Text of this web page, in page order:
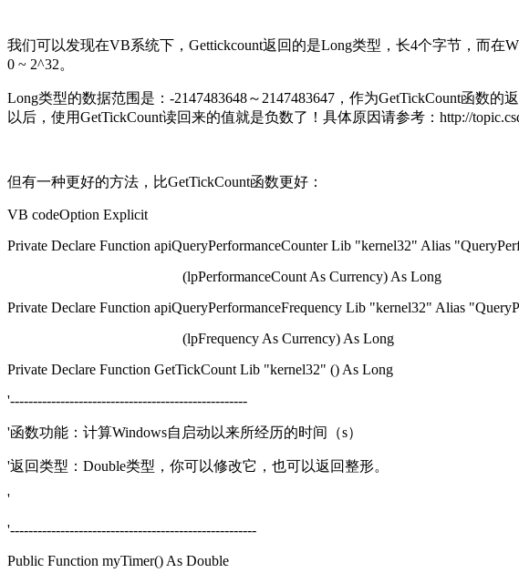
我们可以发现在VB系统下，Gettickcount返回的是Long类型，长4个字节，而
0 ~ 2^32。
Long类型的数据范围是：-2147483648～2147483647，作为GetTickCount函数
以后，使用GetTickCount读回来的值就是负数了！具体原因请参考：http://
但有一种更好的方法，比GetTickCount函数更好：
VB codeOption Explicit
Private Declare Function apiQueryPerformanceCounter Lib "kernel32" Alias
(lpPerformanceCount As Currency) As Long
Private Declare Function apiQueryPerformanceFrequency Lib "kernel32" Alias
(lpFrequency As Currency) As Long
Private Declare Function GetTickCount Lib "kernel32" () As Long
'----------------------------------------------------
'函数功能：计算Windows自启动以来所经历的时间（s）
'返回类型：Double类型，你可以修改它，也可以返回整形。
'
'------------------------------------------------------
Public Function myTimer() As Double